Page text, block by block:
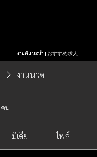
งานที่แนะนำ | おすすめ求人
งานนวด
น
มีเดีย ไฟล์